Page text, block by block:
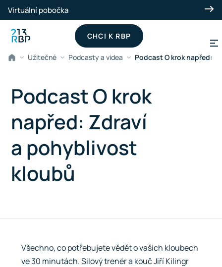
Přeskočit na hlavní obsah
Virtuální pobočka
CHCI K RBP
Užitečné Podcasty a videa Podcast O krok napřed:
Podcast O krok
napřed: Zdraví
a pohyblivost
kloubů
Všechno, co potřebujete vědět o vašich kloubech
ve 30 minutách. Silový trenér a kouč Jiří Kilingr